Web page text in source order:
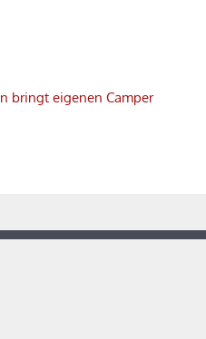
bringt eigenen Camper